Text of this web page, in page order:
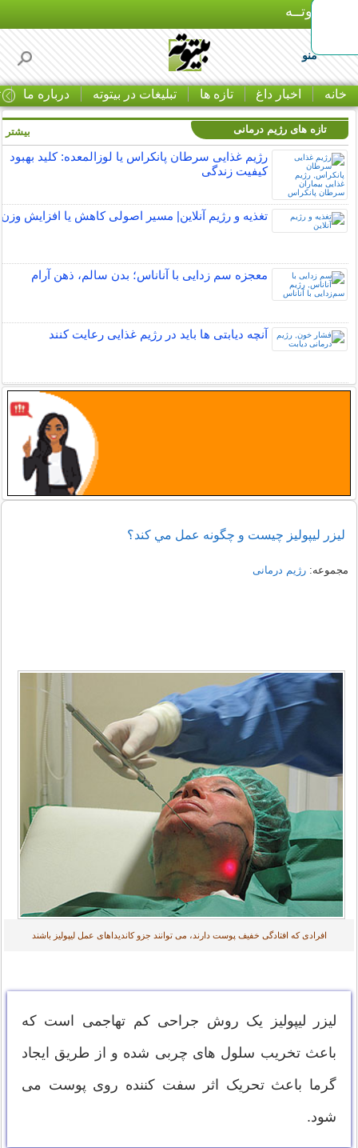
بـیتوتــه
منو
خانه اخبار داغ تازه ها تبلیغات در بیتوته درباره ما
تازه های رژیم درمانی
رژیم غذایی سرطان پانکراس یا لوزالمعده: کلید بهبود
کیفیت زندگی
تغذیه و رژیم آنلاین| مسیر اصولی کاهش یا افزایش وزن
معجزه سم زدایی با آناناس؛ بدن سالم، ذهن آرام
آنچه دیابتی ها باید در رژیم غذایی رعایت کنند
بیشتر
ليزر ليپوليز چيست و چگونه عمل مي كند؟
مجموعه:رژیم درمانی
افرادی که افتادگی خفیف پوست دارند، می توانند جزو کاندیداهای عمل لیپولیز باشند
لیزر لیپولیز یک روش جراحی کم تهاجمی است که
باعث تخریب سلول های چربی شده و از طریق ایجاد
گرما باعث تحریک اثر سفت کننده روی پوست می
شود.